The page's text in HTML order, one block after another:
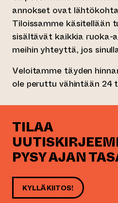
annokset ovat
Tiloissamme käsitellään
sisältävät kaikkia ruoka-
meihin yhteyttä, jos
Veloitamme täyden
ole peruttu vähintään 24
TILAA
PYSY AJAN
KYLLÄ KIITOS!